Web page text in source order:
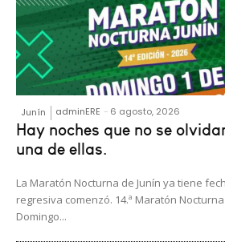
Junín adminERE - 6 agosto, 2026
Hay noches que no se
una de ellas.
La Maratón Nocturna de Junín ya tiene
regresiva comenzó. 14.ª Maratón Nocturna
Domingo...